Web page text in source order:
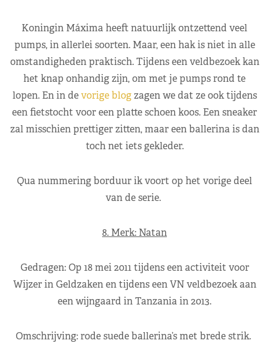
Koningin Máxima heeft natuurlijk ontzettend veel
pumps, in allerlei soorten. Maar, een hak is niet in alle
omstandigheden praktisch. Tijdens een veldbezoek kan
het knap onhandig zijn, om met je pumps rond te
lopen. En in devorige blogzagen we dat ze ook tijdens
een fietstocht voor een platte schoen koos. Een sneaker
zal misschien prettiger zitten, maar een ballerina is dan
toch net iets gekleder.
Qua nummering borduur ik voort op het vorige deel
van de serie.
8. Merk: Natan
Gedragen: Op 18 mei 2011 tijdens een activiteit voor
Wijzer in Geldzaken en tijdens een VN veldbezoek aan
een wijngaard in Tanzania in 2013.
Omschrijving: rode suede ballerina’s met brede strik.